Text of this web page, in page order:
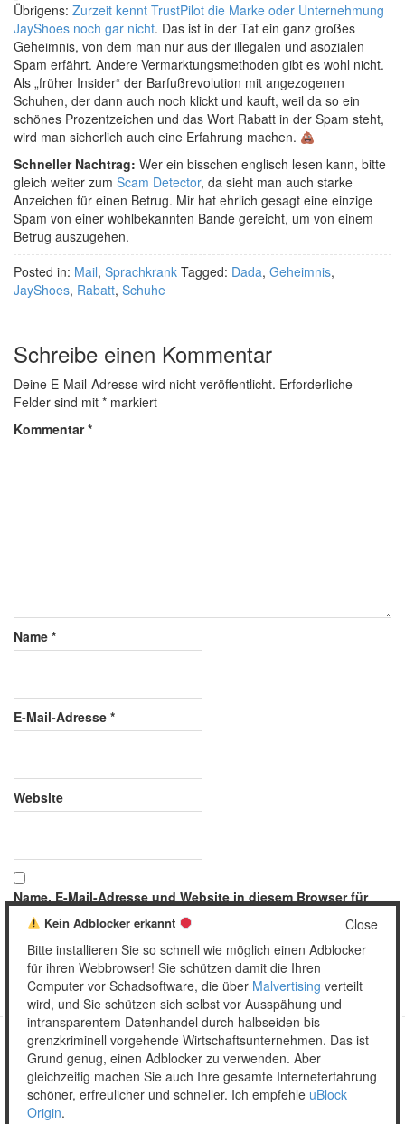
Übrigens: Zurzeit kennt TrustPilot die Marke oder Unternehmung
JayShoes noch gar nicht. Das ist in der Tat ein ganz großes
Geheimnis, von dem man nur aus der illegalen und asozialen
Spam erfährt. Andere Vermarktungsmethoden gibt es wohl nicht.
Als „früher Insider“ der Barfußrevolution mit angezogenen
Schuhen, der dann auch noch klickt und kauft, weil da so ein
schönes Prozentzeichen und das Wort Rabatt in der Spam steht,
wird man sicherlich auch eine Erfahrung machen.
Schneller Nachtrag: Wer ein bisschen englisch lesen kann, bitte
gleich weiter zum Scam Detector, da sieht man auch starke
Anzeichen für einen Betrug. Mir hat ehrlich gesagt eine einzige
Spam von einer wohlbekannten Bande gereicht, um von einem
Betrug auszugehen.
Posted in: Mail, Sprachkrank Tagged: Dada, Geheimnis,
JayShoes, Rabatt, Schuhe
Schreibe einen Kommentar
Deine E-Mail-Adresse wird nicht veröffentlicht. Erforderliche
Felder sind mit * markiert
Kommentar*
Name *
E-Mail-Adresse *
Website
Name, E-Mail-Adresse und Website in diesem Browser für
meinen nächsten Kommentar speichern.
Copyright © 2026 Unser täglich Spam.
MobileWordPress Theme by themehall.com
Close
Kein Adblocker erkannt
Bitte installieren Sie so schnell wie möglich einen Adblocker
für ihren Webbrowser! Sie schützen damit die Ihren
Computer vor Schadsoftware, die über Malvertising verteilt
wird, und Sie schützen sich selbst vor Ausspähung und
intransparentem Datenhandel durch halbseiden bis
grenzkriminell vorgehende Wirtschaftsunternehmen. Das ist
Grund genug, einen Adblocker zu verwenden. Aber
gleichzeitig machen Sie auch Ihre gesamte Interneterfahrung
schöner, erfreulicher und schneller. Ich empfehle uBlock
Origin.